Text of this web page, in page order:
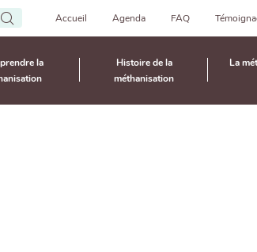
Aller
Top
Navigation
Accueil Agenda FAQ
la
Histoire de la
méthanisation
La
est-elle un levier pour l’agroécologie ?